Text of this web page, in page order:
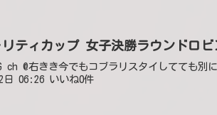
リティカップ 女子決勝ラウンドロ
ch @右きき今でもコブラリスタイしてても別
日 06:26 いいね0件